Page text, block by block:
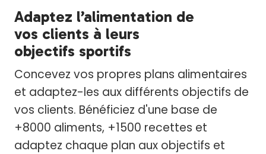
Adaptez l’alimentation de
vos clients à leurs
objectifs sportifs
Concevez vos propres plans alimentaires
et adaptez-les aux différents objectifs de
vos clients. Bénéficiez d'une base de
+8000 aliments, +1500 recettes et
adaptez chaque plan aux objectifs et